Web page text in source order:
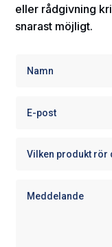
eller rådgivning
snarast möjligt.